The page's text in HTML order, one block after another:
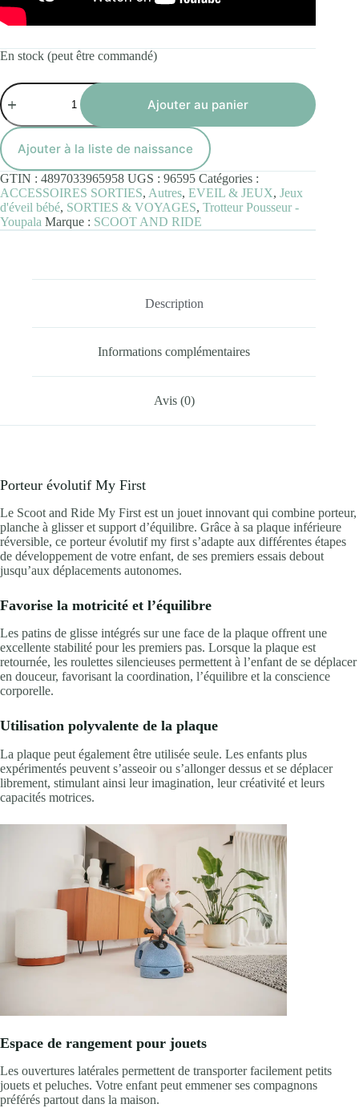
En stock (peut être commandé)
quantité
de
Porteur
évolutif
My
First
Bleu
Ajouter au panier
Ajouter à la liste de naissance
GTIN : 4897033965958 UGS : 96595 Catégories :
ACCESSOIRES SORTIES, Autres, EVEIL & JEUX, Jeux
d'éveil bébé, SORTIES & VOYAGES, Trotteur Pousseur -
Youpala Marque : SCOOT AND RIDE
Description
Informations complémentaires
Avis (0)
Porteur évolutif My First
Le Scoot and Ride My First est un jouet innovant qui combine porteur,
planche à glisser et support d’équilibre. Grâce à sa plaque inférieure
réversible, ce porteur évolutif my first s’adapte aux différentes étapes
de développement de votre enfant, de ses premiers essais debout
jusqu’aux déplacements autonomes.
Favorise la motricité et l’équilibre
Les patins de glisse intégrés sur une face de la plaque offrent une
excellente stabilité pour les premiers pas. Lorsque la plaque est
retournée, les roulettes silencieuses permettent à l’enfant de se déplacer
en douceur, favorisant la coordination, l’équilibre et la conscience
corporelle.
Utilisation polyvalente de la plaque
La plaque peut également être utilisée seule. Les enfants plus
expérimentés peuvent s’asseoir ou s’allonger dessus et se déplacer
librement, stimulant ainsi leur imagination, leur créativité et leurs
capacités motrices.
Espace de rangement pour jouets
Les ouvertures latérales permettent de transporter facilement petits
jouets et peluches. Votre enfant peut emmener ses compagnons
préférés partout dans la maison.